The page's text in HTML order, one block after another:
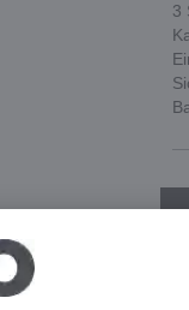
3